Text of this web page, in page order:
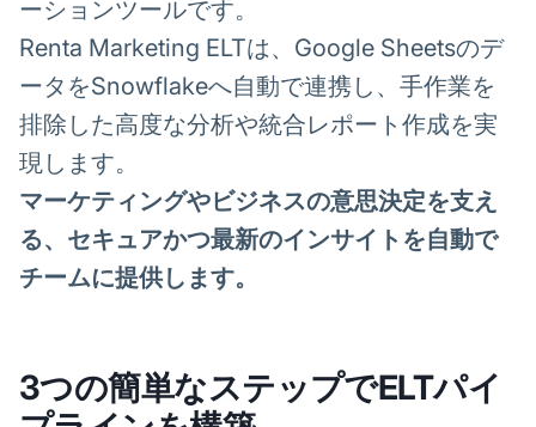
ーションツールです。
Renta Marketing ELTは、Google Sheetsのデ
ータをSnowflakeへ自動で連携し、手作業を
排除した高度な分析や統合レポート作成を実
現します。
マーケティングやビジネスの意思決定を支え
る、セキュアかつ最新のインサイトを自動で
チームに提供します。
3つの簡単なステップでELTパイ